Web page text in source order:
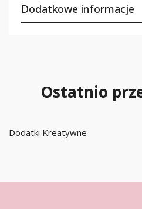
Dodatkowe informacje
Ostatnio
Dodatki Kreatywne